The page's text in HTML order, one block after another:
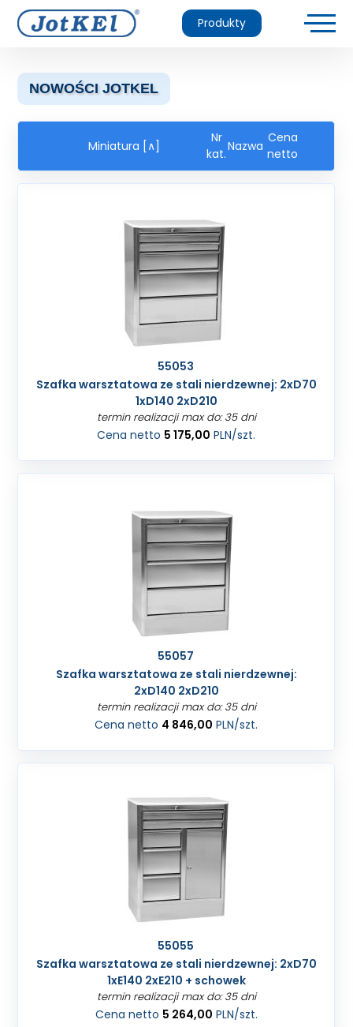
Produkty
NOWOŚCI JOTKEL
Miniatura [∧]
Nr
kat.
Nazwa
Cena
netto
55053
Szafka warsztatowa ze stali nierdzewnej: 2xD70
1xD140 2xD210
termin realizacji max do: 35 dni
Cena netto 5 175,00 PLN/szt.
55057
Szafka warsztatowa ze stali nierdzewnej:
2xD140 2xD210
termin realizacji max do: 35 dni
Cena netto 4 846,00 PLN/szt.
55055
Szafka warsztatowa ze stali nierdzewnej: 2xD70
1xE140 2xE210 + schowek
termin realizacji max do: 35 dni
Cena netto 5 264,00 PLN/szt.